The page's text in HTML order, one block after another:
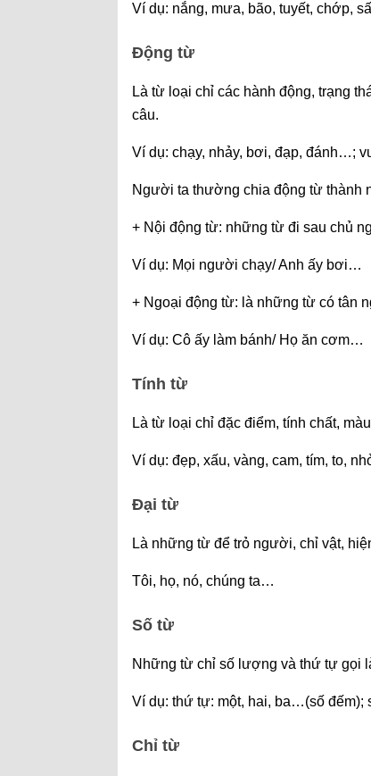
Ví dụ: nắng, mưa, bão, tuyết, chớp,
Động từ
Là từ loại chỉ các hành động, trạng
câu.
Ví dụ: chạy, nhảy, bơi, đạp, đánh…;
Người ta thường chia động từ thành
+ Nội động từ: những từ đi sau chủ
Ví dụ: Mọi người chạy/ Anh ấy bơi…
+ Ngoại động từ: là những từ có tân
Ví dụ: Cô ấy làm bánh/ Họ ăn cơm…
Tính từ
Là từ loại chỉ đặc điểm, tính chất,
Ví dụ: đẹp, xấu, vàng, cam, tím, to,
Đại từ
Là những từ để trỏ người, chỉ vật,
Tôi, họ, nó, chúng ta…
Số từ
Những từ chỉ số lượng và thứ tự gọi
Ví dụ: thứ tự: một, hai, ba…(số đếm);
Chỉ từ